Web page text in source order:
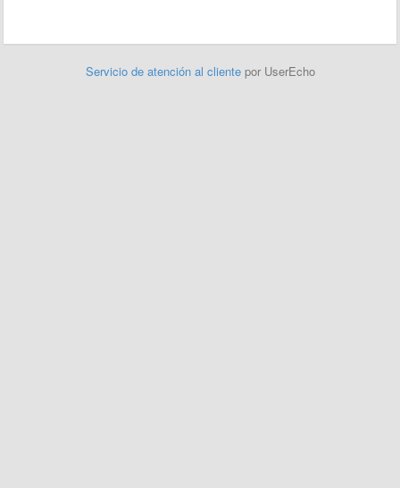
Servicio de atención al cliente por UserEcho